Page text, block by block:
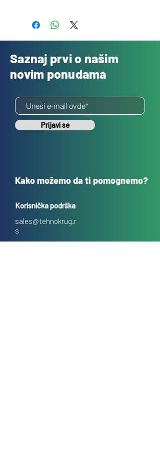
Saznaj prvi o našim
novim ponudama
Prijavi se
Kako možemo da ti pomognemo?
Korisnička podrška
sales@tehnokrug.r
s